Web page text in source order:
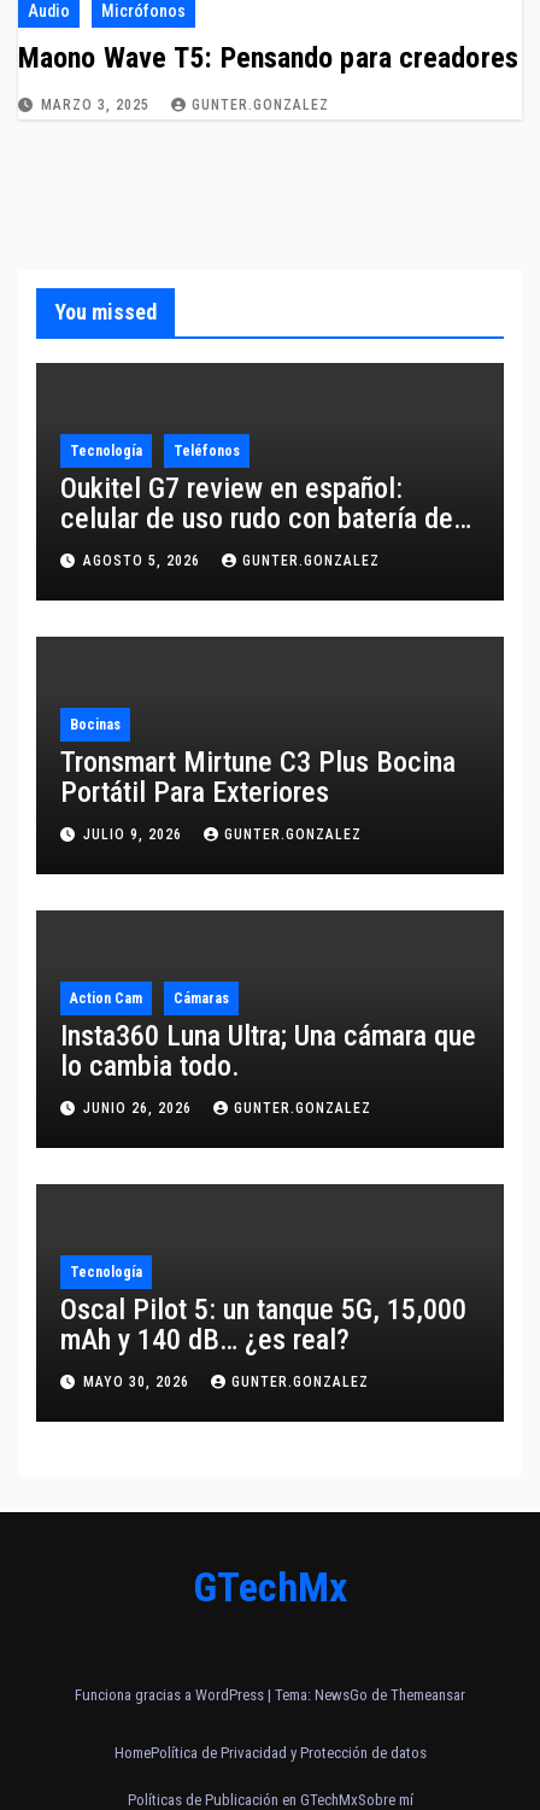
Audio Micrófonos
Maono Wave T5: Pensando para creadores
MARZO 3, 2025 GUNTER.GONZALEZ
You missed
Tecnología Teléfonos
Oukitel G7 review en español:
celular de uso rudo con batería de
10,600 mAh
AGOSTO 5, 2026 GUNTER.GONZALEZ
Bocinas
Tronsmart Mirtune C3 Plus Bocina
Portátil Para Exteriores
JULIO 9, 2026 GUNTER.GONZALEZ
Action Cam Cámaras
Insta360 Luna Ultra; Una cámara que
lo cambia todo.
JUNIO 26, 2026 GUNTER.GONZALEZ
Tecnología
Oscal Pilot 5: un tanque 5G, 15,000
mAh y 140 dB… ¿es real?
MAYO 30, 2026 GUNTER.GONZALEZ
GTechMx
Funciona gracias a WordPress | Tema: NewsGo de Themeansar
HomePolítica de Privacidad y Protección de datos
Políticas de Publicación en GTechMxSobre mí